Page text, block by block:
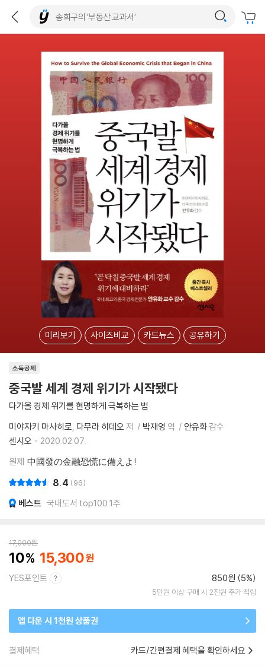
미리보기 사이즈비교 카드뉴스 공유하기
소득공제
중국발 세계 경제 위기가 시작됐다
다가올 경제 위기를 현명하게 극복하는 법
미야자키 마사히로 다무라 히데오 저 박재영 역 안유화감수
센시오
2020.02.07.
원제 中國發の金融恐慌に備えよ!
8.4 96
베스트 국내도서 top100 1주
17,000원
10 15,300
YES포인트 850원 (5%)
5만원 이상 구매 시 2천원 추가 적립
앱 다운 시 1천원 상품권
결제혜택 카드/간편결제 혜택을 확인하세요